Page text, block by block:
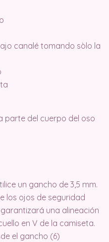
canalé tomando sòlo la
parte del cuerpo del oso
un gancho de 3,5 mm.
los ojos de seguridad
una alineación
en V de la camiseta.
el gancho (6)